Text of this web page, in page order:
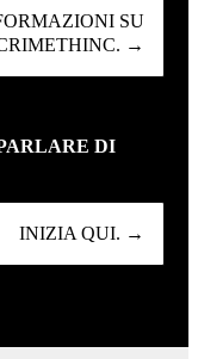
SU
→
DI
INIZIA QUI. →